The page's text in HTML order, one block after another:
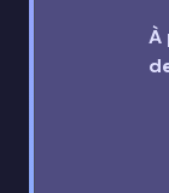
À